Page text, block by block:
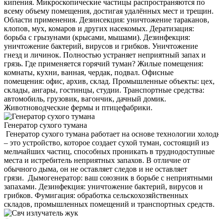
кипения. Микроскопические частицы распространяются по
всему объему помещения, достигая удалённых мест и трещин.
Области применения. Дезинсекция: уничтожение тараканов,
клопов, мух, комаров и других насекомых. Дератизация:
борьба с грызунами (крысами, мышами). Дезинфекция:
уничтожение бактерий, вирусов и грибков. Уничтожение
гнезд и личинок. Полностью устраняет неприятный запах и
грязь. Где применяется горячий туман? Жилые помещения:
комнаты, кухни, ванная, чердак, подвал. Офисные
помещения: офис, архив, склад. Промышленные объекты: цех,
склады, ангары, гостинцы, студии. Транспортные средства:
автомобиль, грузовик, вагончик, дачный домик.
Животноводческие фермы и птицефабрики.
Генератор сухого тумана
Генератор сухого тумана работает на основе технологии
– это устройство, которое создает сухой туман, состоящий из
мельчайших частиц, способных проникать в труднодоступные
места и истребитель неприятных запахов. В отличие от
обычного дыма, он не оставляет следов и не оставляет
грязи. Дымогенератор: ваш союзник в борьбе с неприятными
запахами. Дезинфекция: уничтожение бактерий, вирусов и
грибков. Фумигация: обработка сельскохозяйственных
складов, промышленных помещений и транспортных средств.